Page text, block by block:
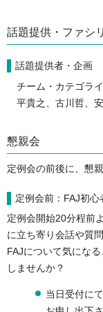
話題提供・ファシ
話題提供者・企画
チーム・カテゴラ
平貴之、古川哲、
懇親会
定例会の前後に、懇
定例会前：FAJ初心
定例会開始20分程前
に立ち寄り会話や質
FAJについて気にな
しませんか？
当日受付に